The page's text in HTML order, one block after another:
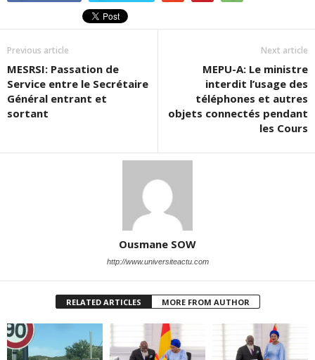
Previous article
MESRSI: Passation de
Service entre le Secrétaire
Général entrant et
sortant
Next article
MEPU-A: Le ministre
interdit l’usage des
téléphones et autres
objets connectés pendant
les Cours
Ousmane SOW
http://www.universiteactu.com
RELATED ARTICLES MORE FROM AUTHOR